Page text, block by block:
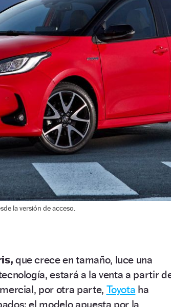
la versión de acceso.
que crece en tamaño, luce una
estará a la venta a partir
por otra parte, Toyota ha
el modelo apuesta por la